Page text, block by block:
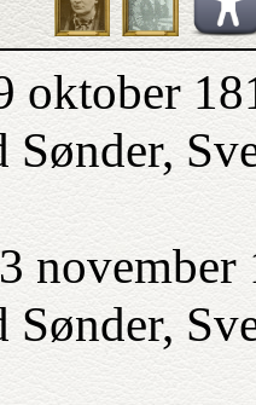
oktober
Sønder,
november
Sønder,